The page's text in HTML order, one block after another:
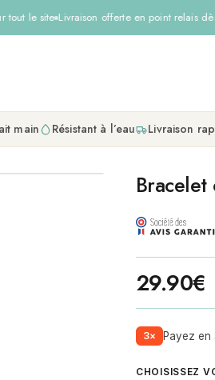
le site Livraison offerte en point relais dès
main Résistant à l’eau Livraison
29.90€
3× Payez
CHOISISSEZ